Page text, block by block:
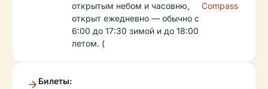
открытым небом и часовню,
открыт ежедневно — обычно с
6:00 до 17:30 зимой и до 18:00
летом. (
Compass
Билеты: